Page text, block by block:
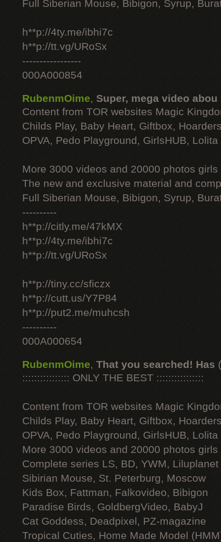
Full Siberian Mouse, Bibigon, Syrup,
h**p://4ty.me/ibhi7c
h**p://tt.vg/URoSx
-----------------
000A000854
RubenmOime, Super, mega video abou
Content from TOR websites Magic
Childs Play, Baby Heart, Giftbox,
OPVA, Pedo Playground, GirlsHUB, Lolita
More 3000 videos and 20000 photos
The new and exclusive material and
Full Siberian Mouse, Bibigon, Syrup,
----------
h**p://citly.me/47kMX
h**p://4ty.me/ibhi7c
h**p://tt.vg/URoSx
h**p://tiny.cc/sficzx
h**p://cutt.us/Y7P84
h**p://put2.me/muhcsh
----------
000A000654
RubenmOime, That you searched! Has
:::::::::::::::: ONLY THE BEST ::::::::::::::::
Content from TOR websites Magic
Childs Play, Baby Heart, Giftbox,
OPVA, Pedo Playground, GirlsHUB, Lolita
More 3000 videos and 20000 photos
Complete series LS, BD, YWM, Liluplanet
Sibirian Mouse, St. Peterburg, Moscow
Kids Box, Fattman, Falkovideo, Bibigon
Paradise Birds, GoldbergVideo, BabyJ
Cat Goddess, Deadpixel, PZ-magazine
Tropical Cuties, Home Made Model